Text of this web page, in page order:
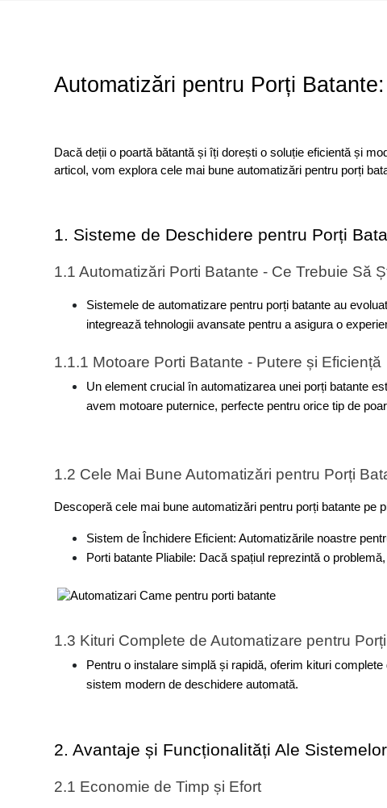
Automatizări pentru Porți
Dacă deții o poartă bătantă și îți dorești o soluție eficientă și
articol, vom explora cele mai bune automatizări pentru porți
1. Sisteme de Deschidere pentru Porți
1.1 Automatizări Porti Batante - Ce Trebuie Să
Sistemele de automatizare pentru porți batante au
integrează tehnologii avansate pentru a asigura o
1.1.1 Motoare Porti Batante - Putere și Eficiență
Un element crucial în automatizarea unei porți batante
avem motoare puternice, perfecte pentru orice tip de
1.2 Cele Mai Bune Automatizări pentru Porți
Descoperă cele mai bune automatizări pentru porți batante pe
Sistem de Închidere Eficient: Automatizările noastre
Porti batante Plia‌bile: Dacă spațiul
1.3 Kituri Complete de Automatizare pentru
Pentru o instalare simplă și rapidă, oferim kituri
sistem modern de deschidere automată.
2. Avantaje și Funcționalități Ale
2.1 Economie de Timp și Efort